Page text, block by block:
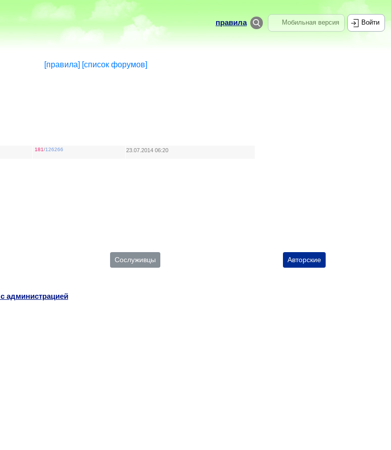
Мобильная версия
правила Войти
[правила] [список форумов]
181/126266 23.07.2014 06:20
Сослуживцы Авторские
администрацией